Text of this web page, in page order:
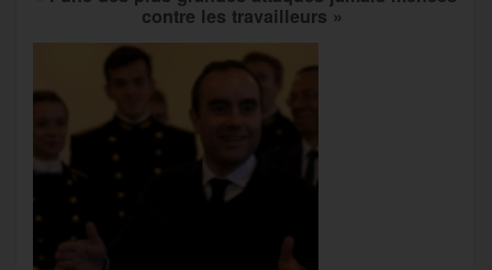
contre les travailleurs »